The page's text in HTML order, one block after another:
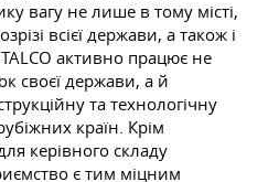
вагу не лише в тому місті,
всієї держави, а також і
активно працює не
своєї держави, а й
та технологічну
країн. Крім
керівного складу
є тим міцним